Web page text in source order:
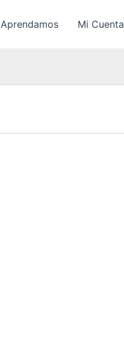
Aprendamos Mi Cuenta